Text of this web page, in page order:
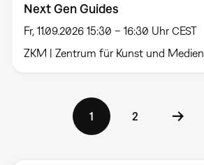
Next Gen Guides
Fr, 11.09.2026 15:30 – 16:30 Uhr CEST
ZKM | Zentrum für Kunst und Medien
Aktuelle
Seite
1 Seite
2